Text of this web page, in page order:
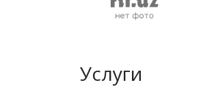
Услуги